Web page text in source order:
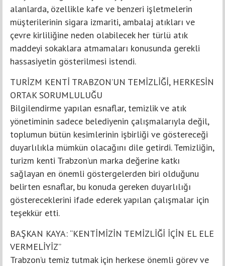
alanlarda, özellikle kafe ve benzeri işletmelerin
müşterilerinin sigara izmariti, ambalaj atıkları ve
çevre kirliliğine neden olabilecek her türlü atık
maddeyi sokaklara atmamaları konusunda gerekli
hassasiyetin gösterilmesi istendi.
TURİZM KENTİ TRABZON’UN TEMİZLİĞİ, HERKESİN
ORTAK SORUMLULUĞU
Bilgilendirme yapılan esnaflar, temizlik ve atık
yönetiminin sadece belediyenin çalışmalarıyla değil,
toplumun bütün kesimlerinin işbirliği ve göstereceği
duyarlılıkla mümkün olacağını dile getirdi. Temizliğin,
turizm kenti Trabzon’un marka değerine katkı
sağlayan en önemli göstergelerden biri olduğunu
belirten esnaflar, bu konuda gereken duyarlılığı
göstereceklerini ifade ederek yapılan çalışmalar için
teşekkür etti.
BAŞKAN KAYA: “KENTİMİZİN TEMİZLİĞİ İÇİN EL ELE
VERMELİYİZ”
Trabzon’u temiz tutmak için herkese önemli görev ve